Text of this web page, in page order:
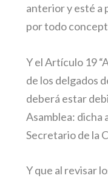
anterior y esté a
por todo
Y el Artículo 19
de los delgados
deberá estar
Asamblea: dicha
Secretario de la
Y que al revisar